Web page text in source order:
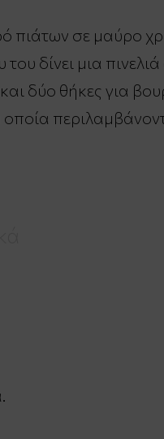
πιάτων σε μαύρο
του δίνει μια
δύο θήκες για
οποία